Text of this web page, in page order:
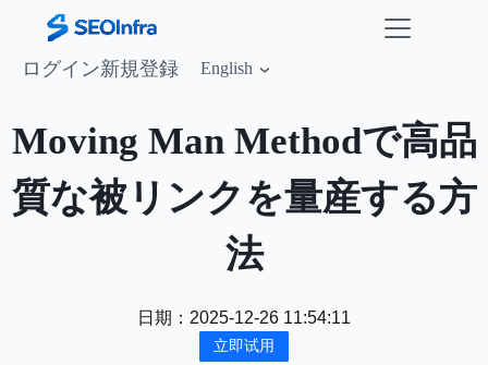
ログイン新規登録 English
Moving Man Methodで高品
質な被リンクを量産する方
法
日期： 2025-12-26 11:54:11
立即试用